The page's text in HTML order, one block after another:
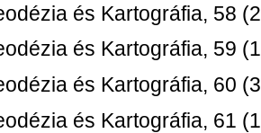
és Kartográfia, 58
és Kartográfia, 59
és Kartográfia, 60
és Kartográfia, 61